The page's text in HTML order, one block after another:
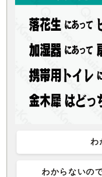
わ
わからないの